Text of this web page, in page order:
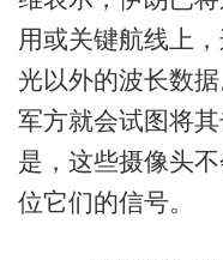
用或关键航线上
光以外的波长数
军方就会试图将
是，这些摄像头
位它们的信号。